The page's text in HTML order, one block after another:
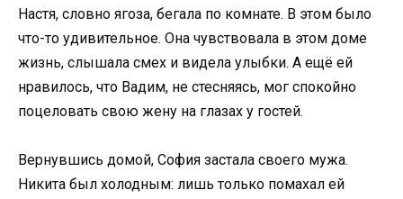
Настя, словно ягоза, бегала по комнате. В этом было
что-то удивительное. Она чувствовала в этом доме
жизнь, слышала смех и видела улыбки. А ещё ей
нравилось, что Вадим, не стесняясь, мог спокойно
поцеловать свою жену на глазах у гостей.
Вернувшись домой, София застала своего мужа.
Никита был холодным: лишь только помахал ей